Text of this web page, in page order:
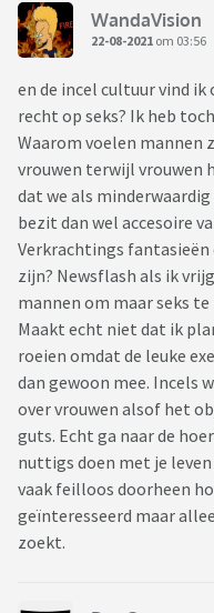
Vrouwen kunnen in
mannen. Er is in principe
spierkracht dan vrouwen
banen beter geschikt,
inmiddels dermate
waarvoor dat een rol
Verder blijkt dat mannen
kunnen worden en
staat tegenover dat
zorgen. Zo wordt het
door mannen. Vrouwen
gedetineerden minder
Het enige waar mannen
te verwekken. Daarvoor
man nodig.
Al met al kom ik tot de
streven naar een
WandaVision
22-08-2021 om 03:56
en de incel cultuur vind ik
recht op seks? Ik heb
Waarom voelen mannen
vrouwen terwijl vrouwen
dat we als
bezit dan wel accesoire
Verkrachtings fantasieën
zijn? Newsflash als ik
mannen om maar seks
Maakt echt niet dat ik
roeien omdat de leuke
dan gewoon mee. Incels
over vrouwen alsof het
guts. Echt ga naar de
nuttigs doen met je
vaak feilloos doorheen
geïnteresseerd maar
zoekt.